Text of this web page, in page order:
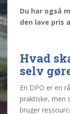
Du har også
den lave pris
Hvad
selv
En DPO er en
praktiske, men
bruger